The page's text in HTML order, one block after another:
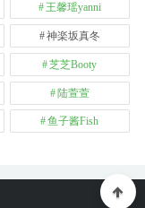
王馨瑶yanni
神楽坂真冬
芝芝Booty
陆萱萱
鱼子酱Fish